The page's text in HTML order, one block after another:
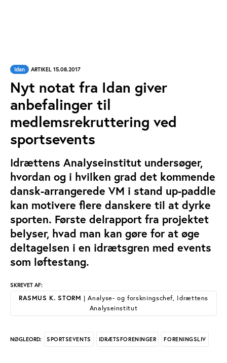
Idan ARTIKEL 15.08.2017
Nyt notat fra Idan giver
anbefalinger til
medlemsrekruttering ved
sportsevents
Idrættens Analyseinstitut undersøger,
hvordan og i hvilken grad det kommende
dansk-arrangerede VM i stand up-paddle
kan motivere flere danskere til at dyrke
sporten. Første delrapport fra projektet
belyser, hvad man kan gøre for at øge
deltagelsen i en idrætsgren med events
som løftestang.
SKREVET AF:
RASMUS K. STORM | Analyse- og forskningschef, Idrættens
Analyseinstitut
NØGLEORD: SPORTSEVENTS IDRÆTSFORENINGER FORENINGSLIV